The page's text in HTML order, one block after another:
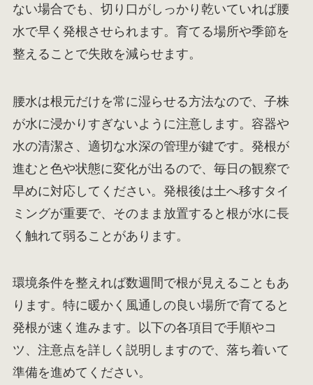
ない場合でも、切り口がしっかり乾いていれば腰
水で早く発根させられます。育てる場所や季節を
整えることで失敗を減らせます。
腰水は根元だけを常に湿らせる方法なので、子株
が水に浸かりすぎないように注意します。容器や
水の清潔さ、適切な水深の管理が鍵です。発根が
進むと色や状態に変化が出るので、毎日の観察で
早めに対応してください。発根後は土へ移すタイ
ミングが重要で、そのまま放置すると根が水に長
く触れて弱ることがあります。
環境条件を整えれば数週間で根が見えることもあ
ります。特に暖かく風通しの良い場所で育てると
発根が速く進みます。以下の各項目で手順やコ
ツ、注意点を詳しく説明しますので、落ち着いて
準備を進めてください。